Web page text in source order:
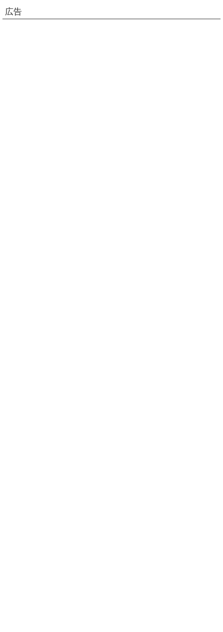
広告